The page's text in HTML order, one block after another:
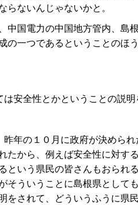
ないんじゃないかと。
国電力の中国地方管内、島
一つであるということの
安全性とかということの説明
年の１０月に政府が決めら
から、例えば安全性に対
いう県民の皆さんもおら
ういうことに島根県として
されて、どういうふうに県